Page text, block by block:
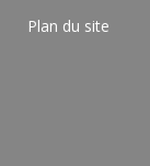
Plan du site